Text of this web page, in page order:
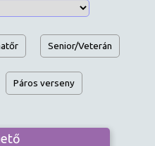
Senior/Veterán
Páros verseny